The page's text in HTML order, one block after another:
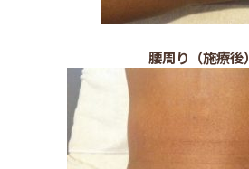
腰周り（施療後）